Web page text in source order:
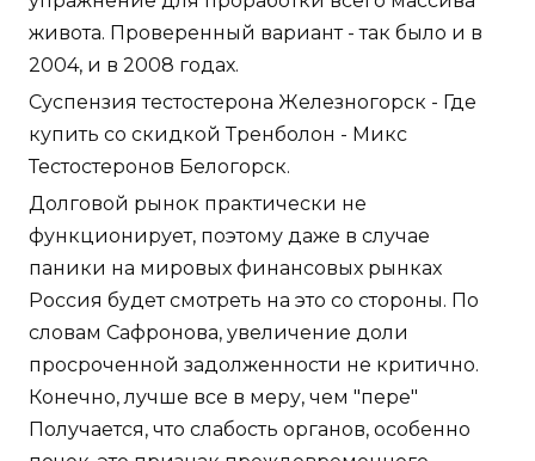
живота. Проверенный вариант - так было и в
2004, и в 2008 годах.
Суспензия тестостерона Железногорск - Где
купить со скидкой Тренболон - Микс
Тестостеронов Белогорск.
Долговой рынок практически не
функционирует, поэтому даже в случае
паники на мировых финансовых рынках
Россия будет смотреть на это со стороны. По
словам Сафронова, увеличение доли
просроченной задолженности не критично.
Конечно, лучше все в меру, чем "пере"
Получается, что слабость органов, особенно